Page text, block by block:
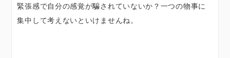
緊張感で自分の感覚が騙されていないか？一つの物事に
集中して考えないといけませんね。